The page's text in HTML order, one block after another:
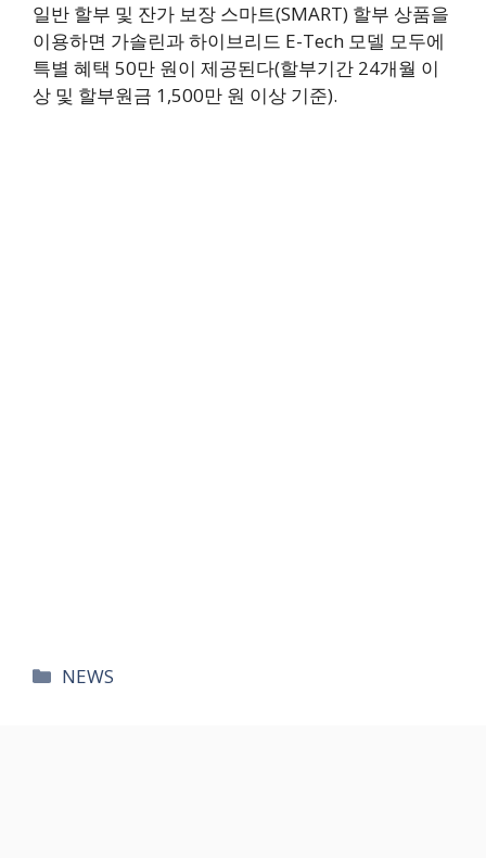
일반 할부 및 잔가 보장 스마트(SMART) 할부 상품을
이용하면 가솔린과 하이브리드 E-Tech 모델 모두에
특별 혜택 50만 원이 제공된다(할부기간 24개월 이
상 및 할부원금 1,500만 원 이상 기준).
카
NEWS